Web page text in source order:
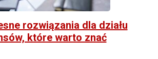
rozwiązania dla działu
które warto znać